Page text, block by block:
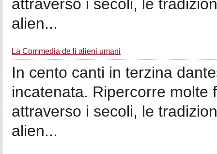
attraverso i secoli, le
alien...
La Commedia de li alieni umani
In cento canti in terzina
incatenata. Ripercorre molte
attraverso i secoli, le
alien...